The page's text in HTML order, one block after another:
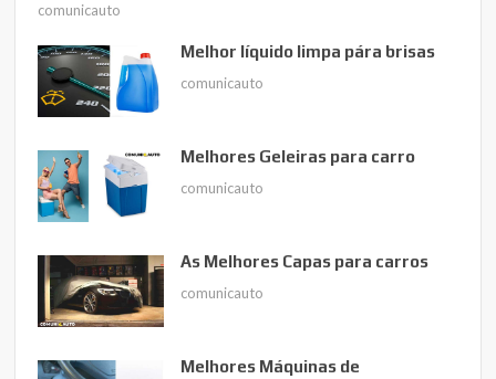
comunicauto
Melhor líquido limpa pára brisas
comunicauto
Melhores Geleiras para carro
comunicauto
As Melhores Capas para carros
comunicauto
Melhores Máquinas de